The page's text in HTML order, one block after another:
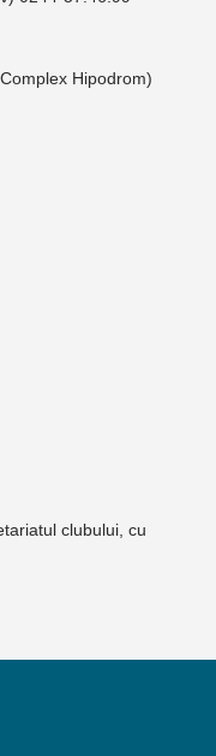
Hipodrom)
clubului, cu